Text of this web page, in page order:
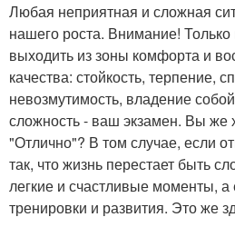
Любая неприятная и сложная
нашего роста. Внимание!
выходить из зоны комфорта и
качества: стойкость, терпение,
невозмутимость, владение
сложность - ваш экзамен. Вы же
"Отлично"? В том случае, если
так, что жизнь перестает быть
легкие и счастливые моменты, а
тренировки и развития. Это же